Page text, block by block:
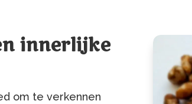
innerlijke
om te verkennen